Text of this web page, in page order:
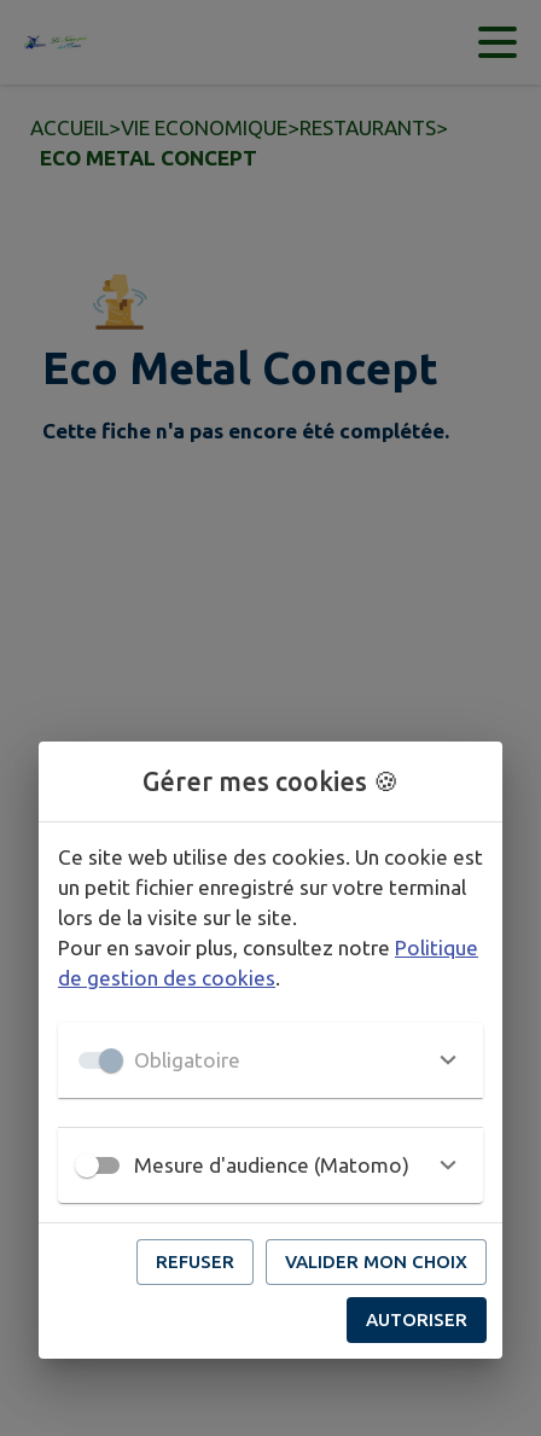
Contenu
ACCUEIL>VIE ECONOMIQUE>RESTAURANTS>
ECO METAL CONCEPT
Eco Metal Concept
Cette fiche n'a pas encore été complétée.
Gérer mes cookies 🍪
Ce site web utilise des cookies. Un cookie est
un petit fichier enregistré sur votre terminal
lors de la visite sur le site.
Pour en savoir plus, consultez notre Politique
de gestion des cookies
Obligatoire
Mesure d'audience (Matomo)
REFUSER VALIDER MON CHOIX
AUTORISER